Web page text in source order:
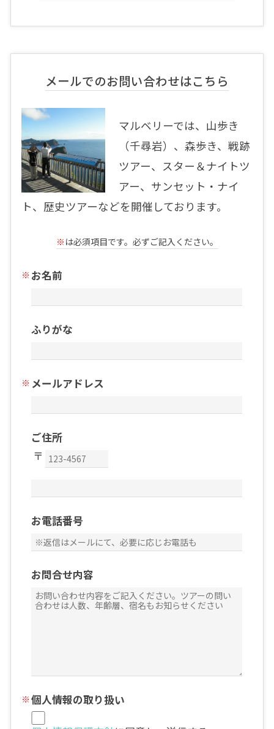
メールでのお問い合わせはこちら
マルベリーでは、山歩き
（千尋岩）、森歩き、戦跡
ツアー、スター＆ナイトツ
アー、サンセット・ナイ
ト、歴史ツアーなどを開催しております。
※ は必須項目です。必ずご記入ください。
お名前
ふりがな
メールアドレス
ご住所
お電話番号
お問合せ内容
個人情報の取り扱い